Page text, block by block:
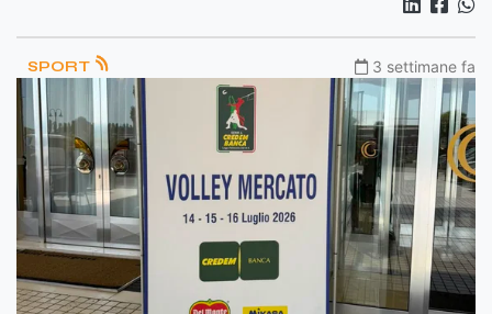
SPORT 3 settimane fa